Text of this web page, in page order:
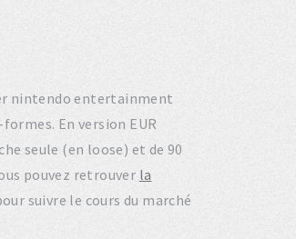
nintendo entertainment
En version EUR
seule (en loose) et de 90
pouvez retrouver la
suivre le cours du marché